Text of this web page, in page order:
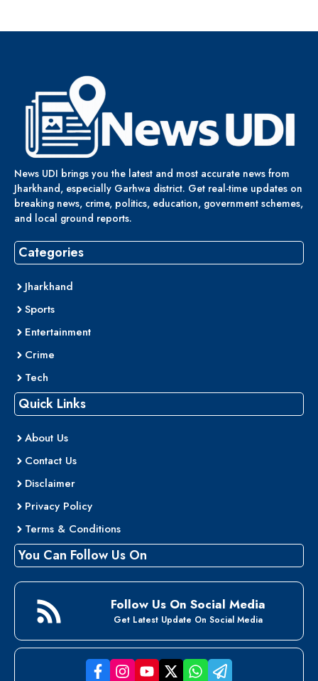
News UDI brings you the latest and most accurate news from
Jharkhand, especially Garhwa district. Get real-time updates on
breaking news, crime, politics, education, government schemes,
and local ground reports.
Categories
Jharkhand
Sports
Entertainment
Crime
Tech
Quick Links
About Us
Contact Us
Disclaimer
Privacy Policy
Terms & Conditions
You Can Follow Us On
Follow Us On Social Media
Get Latest Update On Social Media